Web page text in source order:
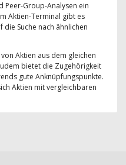
Peer-Group-Analysen ein
Aktien-Terminal gibt es
die Suche nach ähnlichen
Aktien aus dem gleichen
bietet die Zugehörigkeit
gute Anknüpfungspunkte.
Aktien mit vergleichbaren